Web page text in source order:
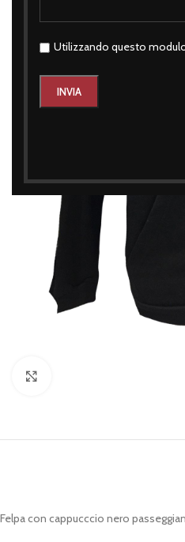
Utilizzando questo
Felpa con cappucccio nero